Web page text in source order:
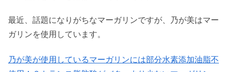
最近、話題になりがちなマーガリンですが、乃が美はマー
ガリンを使用しています。
乃が美が使用しているマーガリンには部分水素添加油脂不